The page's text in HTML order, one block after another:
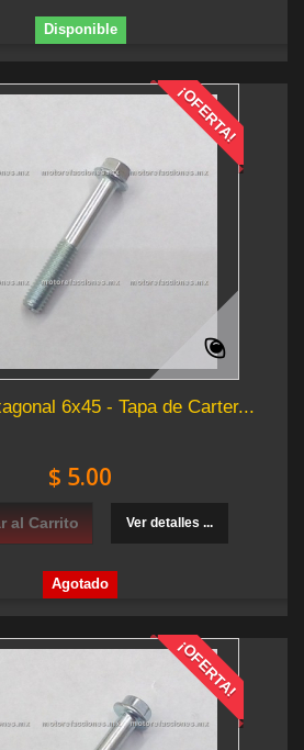
Disponible
¡OFERTA!
6x45 - Tapa de Carter...
$ 5.00
al Carrito Ver detalles ...
Agotado
¡OFERTA!